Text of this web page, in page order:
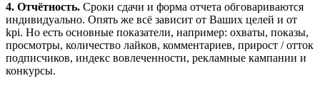
4. Отчётность. Сроки сдачи и форма отчета обговариваются
индивидуально. Опять же всё зависит от Ваших целей и от
kpi. Но есть основные показатели, например: охваты, показы,
просмотры, количество лайков, комментариев, прирост / отток
подписчиков, индекс вовлеченности, рекламные кампании и
конкурсы.